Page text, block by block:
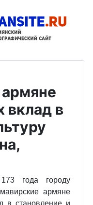
вклад в
года городу
армяне
в становление и